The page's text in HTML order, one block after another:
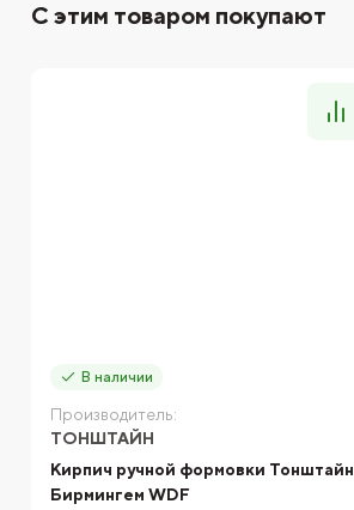
С этим товаром покупают
В наличии
Производитель:
ТОНШТАЙН
Кирпич ручной формовки Тонштайн
Бирмингем WDF